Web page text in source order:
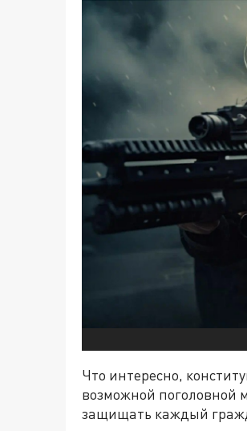
Что интересно,
возможной поголовной
защищать каждый